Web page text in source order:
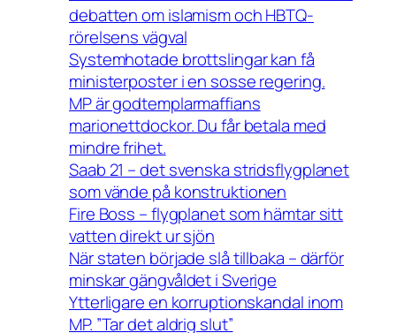
debatten om islamism och HBTQ-
rörelsens vägval
Systemhotade brottslingar kan få
ministerposter i en sosse regering.
MP är godtemplarmaffians
marionettdockor. Du får betala med
mindre frihet.
Saab 21 – det svenska stridsflygplanet
som vände på konstruktionen
Fire Boss – flygplanet som hämtar sitt
vatten direkt ur sjön
När staten började slå tillbaka – därför
minskar gängvåldet i Sverige
Ytterligare en korruptionskandal inom
MP. ”Tar det aldrig slut”